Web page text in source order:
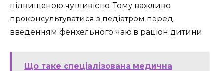
підвищеною чутливістю. Тому важливо
проконсультуватися з педіатром перед
введенням фенхельного чаю в раціон дитини.
Що таке спеціалізована медична